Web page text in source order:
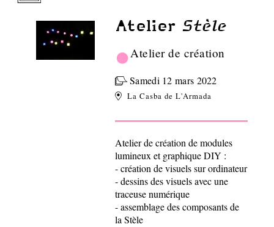
Atelier Stèle
• Atelier de création
Samedi 12 mars 2022
La Casba de L'Armada
Atelier de création de modules
lumineux et graphique DIY :
- création de visuels sur ordinateur
- dessins des visuels avec une
traceuse numérique
- assemblage des composants de
la Stèle